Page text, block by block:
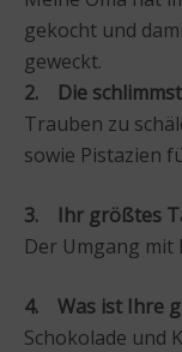
gekocht und
geweckt.
2. Die
Trauben zu
sowie Pistazien
3. Ihr größtes
Der Umgang mit
4. Was ist Ihre
Schokolade und